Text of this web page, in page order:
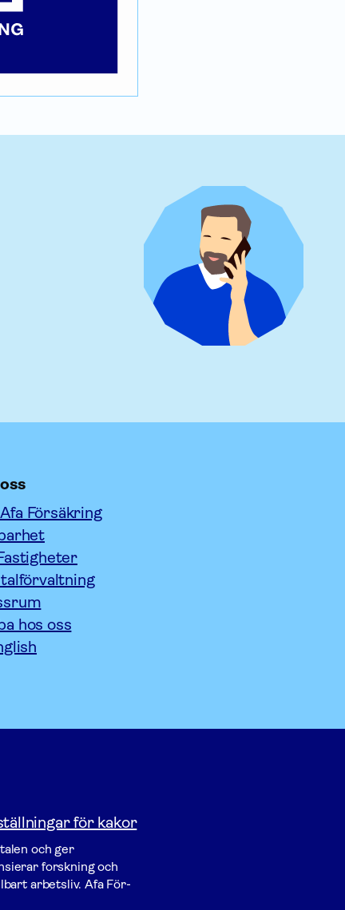
Försäkring
hos oss
för kakor
och ger
forskning och
arbetsliv. Afa För­